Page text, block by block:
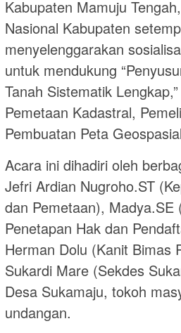
Kabupaten Mamuju
Nasional Kabupaten
menyelenggarakan
untuk mendukung
Tanah Sistematik
Pemetaan Kadastral,
Pembuatan Peta
Acara ini dihadiri oleh
Jefri Ardian Nugroho.ST
dan Pemetaan), Madya.SE
Penetapan Hak dan
Herman Dolu (Kanit Bimas
Sukardi Mare (Sekdes
Desa Sukamaju, tokoh
undangan.